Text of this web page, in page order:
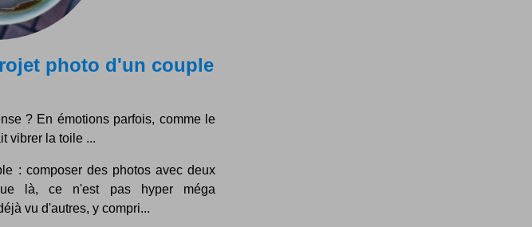
photo d'un couple
? En émotions parfois, comme le
vibrer la toile ...
: composer des photos avec deux
là, ce n'est pas hyper méga
vu d'autres, y compri...